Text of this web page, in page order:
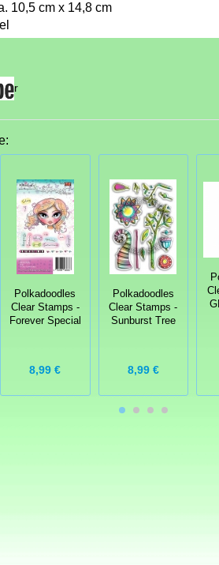
10,5 cm x 14,8 cm
r
Polkadoodles
Clear Stamps -
Forever Special
8,99 €
Polkadoodles
Clear Stamps -
Sunburst Tree
8,99 €